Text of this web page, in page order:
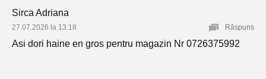
Sirca Adriana
27.07.2026 la 13:18
Asi dori haine en gros pentru magazin Nr 0726375992
Răspuns